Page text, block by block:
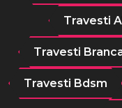
Travesti
Travesti
Travesti Bdsm